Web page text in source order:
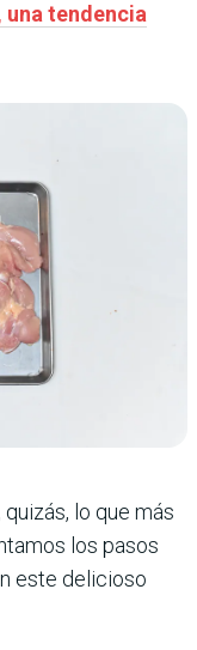
una tendencia
lo que más
los pasos
este delicioso